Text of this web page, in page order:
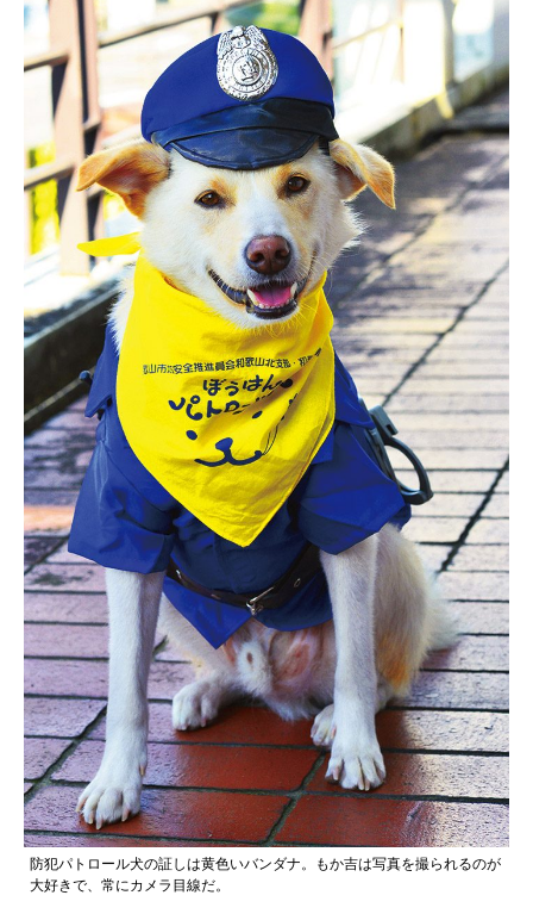
防犯パトロール犬の証しは黄色いバンダナ。もか吉は写真を撮られるのが
大好きで、常にカメラ目線だ。